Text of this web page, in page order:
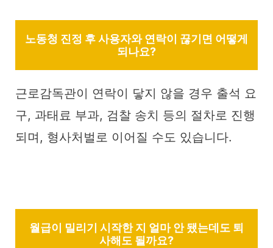
노동청 진정 후 사용자와 연락이 끊기면 어떻게
되나요?
근로감독관이 연락이 닿지 않을 경우 출석 요
구, 과태료 부과, 검찰 송치 등의 절차로 진행
되며, 형사처벌로 이어질 수도 있습니다.
월급이 밀리기 시작한 지 얼마 안 됐는데도 퇴
사해도 될까요?